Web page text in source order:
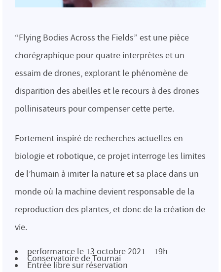
“Flying Bodies Across the Fields” est une pièce
chorégraphique pour quatre interprètes et un
essaim de drones, explorant le phénomène de
disparition des abeilles et le recours à des drones
pollinisateurs pour compenser cette perte.
Fortement inspiré de recherches actuelles en
biologie et robotique, ce projet interroge les limites
de l’humain à imiter la nature et sa place dans un
monde où la machine devient responsable de la
reproduction des plantes, et donc de la création de
vie.
performance le 13 octobre 2021 – 19h
Conservatoire de Tournai
Entrée libre sur réservation